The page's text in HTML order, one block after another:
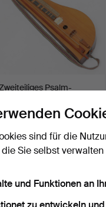
Psalm-
27. Mär 2026
USD sind für die
Sie selbst
und Funktionen an